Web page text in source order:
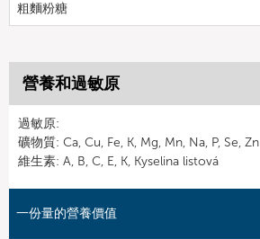
粗麵粉糖
營養和過敏原
過敏原:
礦物質: Ca, Cu, Fe, K, Mg, Mn, Na, P, Se, Zn
維生素: A, B, C, E, K, Kyselina listová
一份量的營養價值